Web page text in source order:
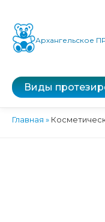
Архангельское
Виды
Главная »